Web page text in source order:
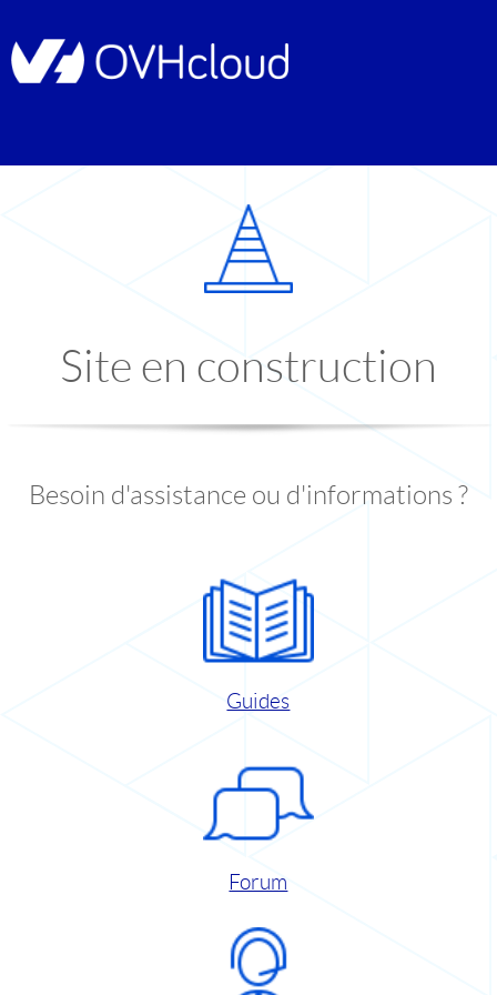
Site en construction
Besoin d'assistance ou d'informations ?
Guides
Forum